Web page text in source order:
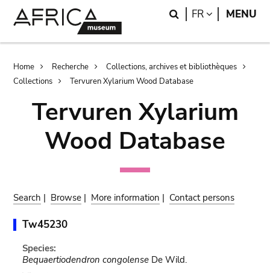
Search
FR LANGUAGE
MENU
Breadcrumb
Home Recherche
Collections, archives et bibliothèques
Collections
Tervuren Xylarium Wood Database
Tervuren Xylarium
Wood Database
Search | Browse | More information | Contact persons
Tw45230
Species:
Bequaertiodendron congolenseDe Wild.